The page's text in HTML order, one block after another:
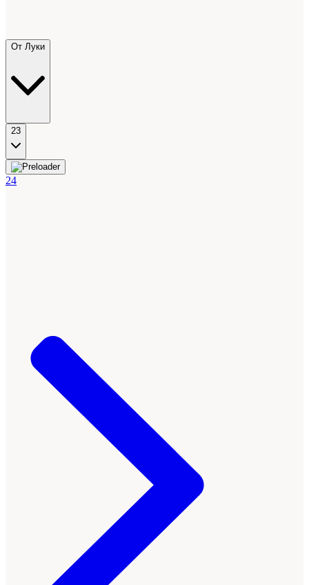
От Луки
23
24